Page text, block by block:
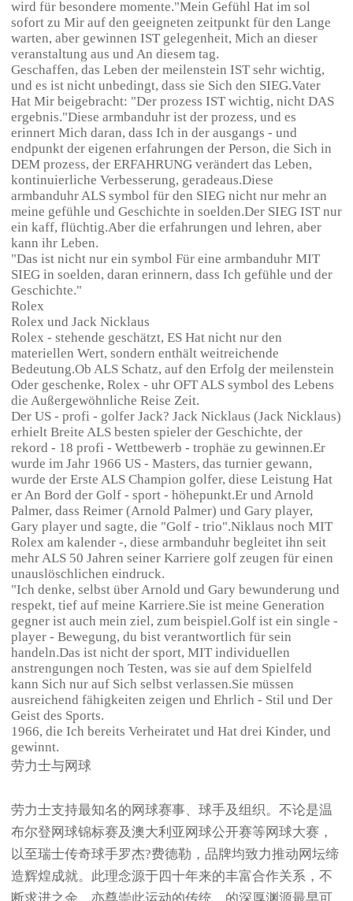
wird für besondere momente."Mein Gefühl Hat im sol
sofort zu Mir auf den geeigneten zeitpunkt für den Lange
warten, aber gewinnen IST gelegenheit, Mich an dieser
veranstaltung aus und An diesem tag.
Geschaffen, das Leben der meilenstein IST sehr wichtig,
und es ist nicht unbedingt, dass sie Sich den SIEG.Vater
Hat Mir beigebracht: "Der prozess IST wichtig, nicht DAS
ergebnis."Diese armbanduhr ist der prozess, und es
erinnert Mich daran, dass Ich in der ausgangs - und
endpunkt der eigenen erfahrungen der Person, die Sich in
DEM prozess, der ERFAHRUNG verändert das Leben,
kontinuierliche Verbesserung, geradeaus.Diese
armbanduhr ALS symbol für den SIEG nicht nur mehr an
meine gefühle und Geschichte in soelden.Der SIEG IST nur
ein kaff, flüchtig.Aber die erfahrungen und lehren, aber
kann ihr Leben.
"Das ist nicht nur ein symbol Für eine armbanduhr MIT
SIEG in soelden, daran erinnern, dass Ich gefühle und der
Geschichte."
Rolex
Rolex und Jack Nicklaus
Rolex - stehende geschätzt, ES Hat nicht nur den
materiellen Wert, sondern enthält weitreichende
Bedeutung.Ob ALS Schatz, auf den Erfolg der meilenstein
Oder geschenke, Rolex - uhr OFT ALS symbol des Lebens
die Außergewöhnliche Reise Zeit.
Der US - profi - golfer Jack? Jack Nicklaus (Jack Nicklaus)
erhielt Breite ALS besten spieler der Geschichte, der
rekord - 18 profi - Wettbewerb - trophäe zu gewinnen.Er
wurde im Jahr 1966 US - Masters, das turnier gewann,
wurde der Erste ALS Champion golfer, diese Leistung Hat
er An Bord der Golf - sport - höhepunkt.Er und Arnold
Palmer, dass Reimer (Arnold Palmer) und Gary player,
Gary player und sagte, die "Golf - trio".Niklaus noch MIT
Rolex am kalender -, diese armbanduhr begleitet ihn seit
mehr ALS 50 Jahren seiner Karriere golf zeugen für einen
unauslöschlichen eindruck.
"Ich denke, selbst über Arnold und Gary bewunderung und
respekt, tief auf meine Karriere.Sie ist meine Generation
gegner ist auch mein ziel, zum beispiel.Golf ist ein single -
player - Bewegung, du bist verantwortlich für sein
handeln.Das ist nicht der sport, MIT individuellen
anstrengungen noch Testen, was sie auf dem Spielfeld
kann Sich nur auf Sich selbst verlassen.Sie müssen
ausreichend fähigkeiten zeigen und Ehrlich - Stil und Der
Geist des Sports.
1966, die Ich bereits Verheiratet und Hat drei Kinder, und
gewinnt.
劳力士与网球
劳力士支持最知名的网球赛事、球手及组织。不论是温
布尔登网球锦标赛及澳大利亚网球公开赛等网球大赛，
以至瑞士传奇球手罗杰?费德勒，品牌均致力推动网坛缔
造辉煌成就。此理念源于四十年来的丰富合作关系，不